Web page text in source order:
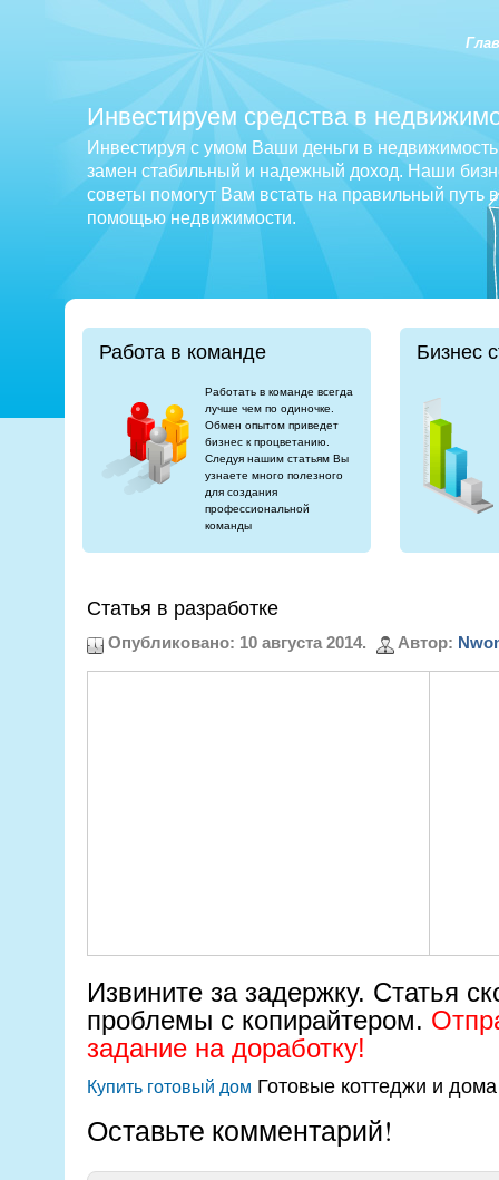
Инвестируем средства в
Инвестируя с умом Ваши деньги в
замен стабильный и надежный доход. Наши
советы помогут Вам встать на правильный путь
помощью недвижимости.
Работа в команде
Работать в команде всегда
лучше чем по одиночке.
Обмен опытом приведет
бизнес к процветанию.
Следуя нашим статьям Вы
узнаете много полезного
для создания
профессиональной
команды
Бизнес
Статья в разработке
Опубликовано: 10 августа 2014. Автор:
Извините за задержку. Статья
проблемы с копирайтером.
задание на доработку!
Купить готовый дом Готовые коттеджи и дома
Оставьте комментарий!